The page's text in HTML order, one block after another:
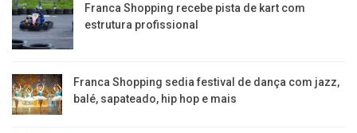
Franca Shopping recebe pista de kart com
estrutura profissional
Franca Shopping sedia festival de dança com jazz,
balé, sapateado, hip hop e mais